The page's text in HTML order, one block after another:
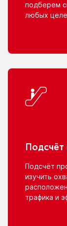
подберем
любых
Подсчёт
изучить
трафика и